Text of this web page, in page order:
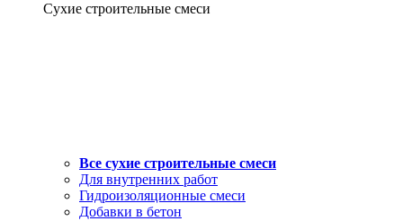
Сухие строительные смеси
Все сухие строительные смеси
Для внутренних работ
Гидроизоляционные смеси
Добавки в бетон